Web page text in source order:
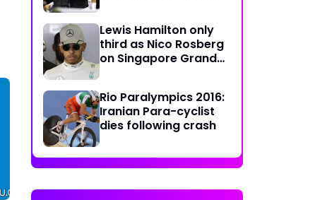
Lewis Hamilton only
third as Nico Rosberg
on Singapore Grand
Rio Paralympics 2016:
Iranian Para-cyclist
dies following crash